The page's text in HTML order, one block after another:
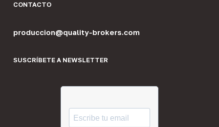
CONTACTO
produccion@quality-brokers.com
SUSCRÍBETE A NEWSLETTER